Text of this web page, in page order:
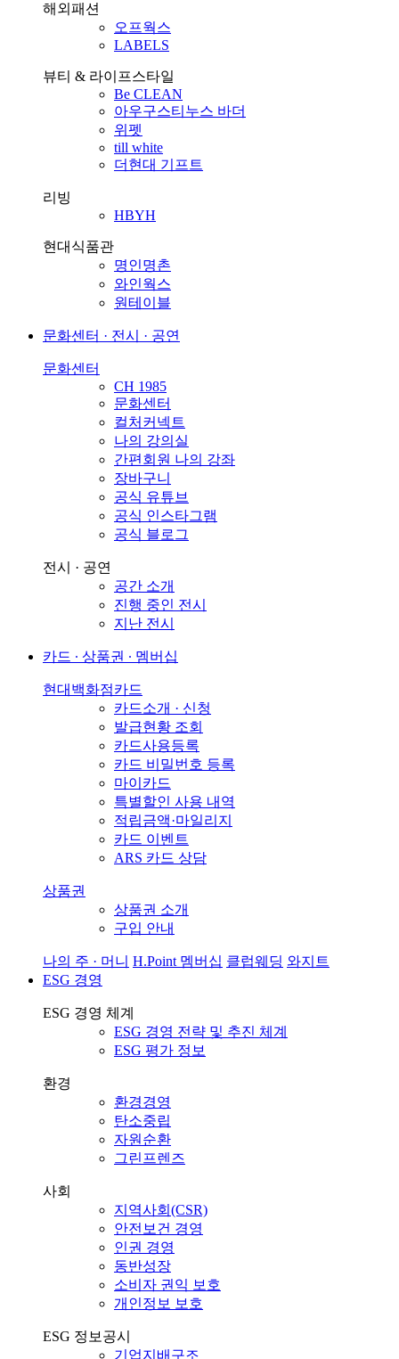
해외패션
오프웍스
LABELS
뷰티 & 라이프스타일
Be CLEAN
아우구스티누스 바더
위펫
till white
더현대 기프트
리빙
HBYH
현대식품관
명인명촌
와인웍스
원테이블
문화센터 · 전시 · 공연
문화센터
CH 1985
문화센터
컬처커넥트
나의 강의실
간편회원 나의 강좌
장바구니
공식 유튜브
공식 인스타그램
공식 블로그
전시 · 공연
공간 소개
진행 중인 전시
지난 전시
카드 ∙ 상품권 ∙ 멤버십
현대백화점카드
카드소개 · 신청
발급현황 조회
카드사용등록
카드 비밀번호 등록
마이카드
특별할인 사용 내역
적립금액·마일리지
카드 이벤트
ARS 카드 상담
상품권
상품권 소개
구입 안내
나의 주 · 머니 H.Point 멤버십 클럽웨딩 와지트
ESG 경영
ESG 경영 체계
ESG 경영 전략 및 추진 체계
ESG 평가 정보
환경
환경경영
탄소중립
자원순환
그린프렌즈
사회
지역사회(CSR)
안전보건 경영
인권 경영
동반성장
소비자 권익 보호
개인정보 보호
ESG 정보공시
기업지배구조